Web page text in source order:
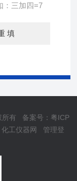
：三加四=7
所有 备案号：粤ICP
化工仪器网
管理登